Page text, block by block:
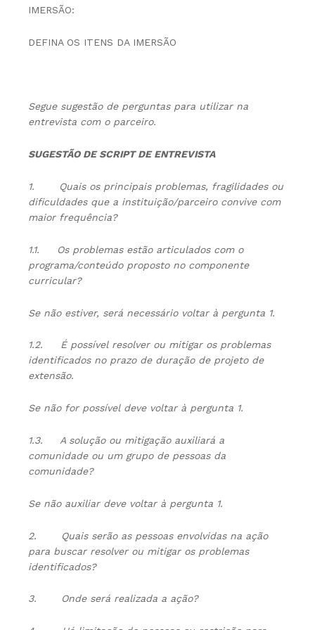
IMERSÃO:
DEFINA OS ITENS DA IMERSÃO
Segue sugestão de perguntas para utilizar na
entrevista com o parceiro.
SUGESTÃO DE SCRIPT DE ENTREVISTA
1.
Quais os principais problemas, fragilidades ou
dificuldades que a instituição/parceiro convive com
maior frequência?
1.1.
Os problemas estão articulados com o
programa/conteúdo proposto no componente
curricular?
Se não estiver, será necessário voltar à pergunta 1.
1.2. É possível resolver ou mitigar os problemas
identificados no prazo de duração de projeto de
extensão.
Se não for possível deve voltar à pergunta 1.
1.3. A solução ou mitigação auxiliará a
comunidade ou um grupo de pessoas da
comunidade?
Se não auxiliar deve voltar à pergunta 1.
2.
Quais serão as pessoas envolvidas na ação
para buscar resolver ou mitigar os problemas
identificados?
3. Onde será realizada a ação?